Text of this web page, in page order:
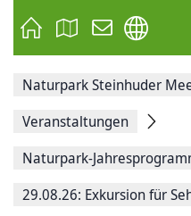
Facebook
teilen
Seitenlink
Seite
Naturpark Steinhuder
Veranstaltungen
Naturpark-
29.08.26: Exkursion für